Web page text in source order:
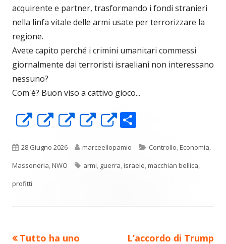
acquirente e partner, trasformando i fondi stranieri
nella linfa vitale delle armi usate per terrorizzare la
regione.
Avete capito perché i crimini umanitari commessi
giornalmente dai terroristi israeliani non interessano
nessuno?
Com'è? Buon viso a cattivo gioco...
Apre
una
nuova
finestra
Apre
una
nuova
Apre
una
nuova
Apre
una
nuova
Apre
una
nuova
n
di
Pubblicato
28 Giugno 2026 Autore
marceellopamio Categorie
Controllo,Economia,
Massoneria,NWO Tag
armi, guerra,israele,macchian bellica,
profitti
Precedente
Tutto ha uno Nuovo
L’accordo di Trump